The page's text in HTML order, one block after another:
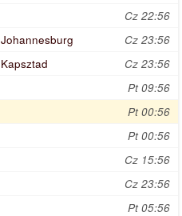
Cz 22:56
Johannesburg
Cz 23:56
Kapsztad
Cz 23:56
Pt 09:56
Pt 00:56
Pt 00:56
Cz 15:56
Cz 23:56
Pt 05:56